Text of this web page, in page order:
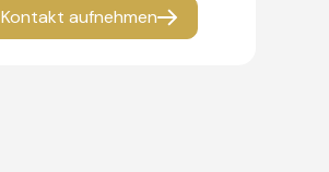
Kontakt aufnehmen